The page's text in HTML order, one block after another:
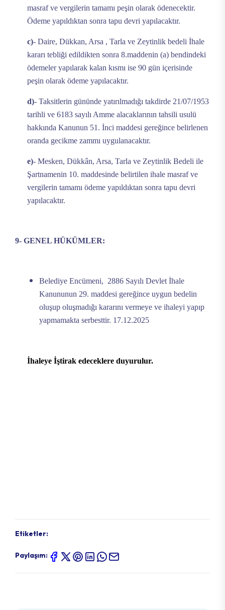
masraf ve vergilerin tamamı peşin olarak ödenecektir.
Ödeme yapıldıktan sonra tapu devri yapılacaktır.
c)- Daire, Dükkan, Arsa , Tarla ve Zeytinlik bedeli İhale
kararı tebliği edildikten sonra 8.maddenin (a) bendindeki
ödemeler yapılarak kalan kısmı ise 90 gün içerisinde
peşin olarak ödeme yapılacaktır.
d)- Taksitlerin gününde yatırılmadığı takdirde 21/07/1953
tarihli ve 6183 sayılı Amme alacaklarının tahsili usulü
hakkında Kanunun 51. İnci maddesi gereğince belirlenen
oranda gecikme zammı uygulanacaktır.
e)- Mesken, Dükkân, Arsa, Tarla ve Zeytinlik Bedeli ile
Şartnamenin 10. maddesinde belirtilen ihale masraf ve
vergilerin tamamı ödeme yapıldıktan sonra tapu devri
yapılacaktır.
9- GENEL HÜKÜMLER:
Belediye Encümeni, 2886 Sayılı Devlet İhale
Kanununun 29. maddesi gereğince uygun bedelin
oluşup oluşmadığı kararını vermeye ve ihaleyi yapıp
yapmamakta serbesttir. 17.12.2025
İhaleye İştirak edeceklere duyurulur.
Etiketler:
Paylaşım: